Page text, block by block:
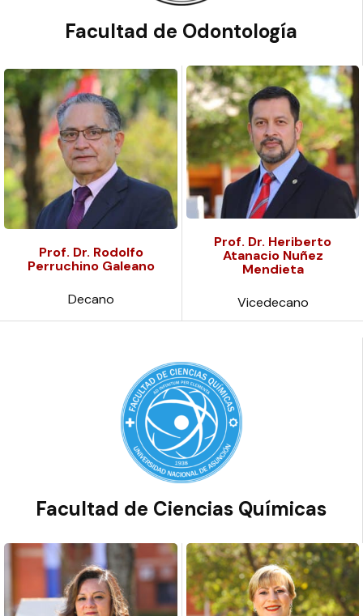
Facultad de Odontología
Prof. Dr. Rodolfo
Perruchino Galeano
Decano
Prof. Dr. Heriberto
Atanacio Nuñez
Mendieta
Vicedecano
Facultad de Ciencias Químicas